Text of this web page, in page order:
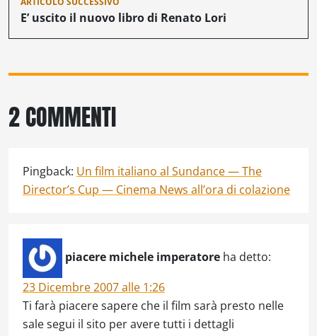
E’ uscito il nuovo libro di Renato Lori
2 COMMENTI
Pingback: Un film italiano al Sundance — The
Director’s Cup — Cinema News all’ora di colazione
piacere michele imperatore ha detto:
23 Dicembre 2007 alle 1:26
Ti farà piacere sapere che il film sarà presto nelle
sale segui il sito per avere tutti i dettagli